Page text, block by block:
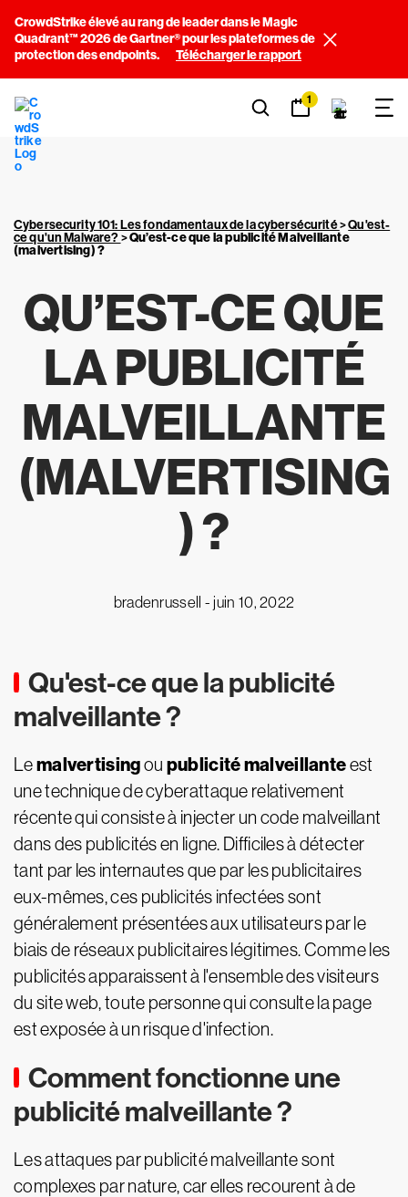
CrowdStrike élevé au rang de leader dans le Magic
Quadrant™ 2026 de Gartner® pour les plateformes de
protection des endpoints.
Télécharger le rapport
1
Cybersecurity 101: Les fondamentaux de la cybersécurité>Qu'est-
ce qu'un Malware?>Qu’est-ce que la publicité Malveillante
(malvertising) ?
QU’EST-CE QUE
LA PUBLICITÉ
MALVEILLANTE
(MALVERTISING
) ?
bradenrussell - juin 10, 2022
Qu'est-ce que la publicité
malveillante ?
Lemalvertisingou publicité malveillanteest
une technique de cyberattaque relativement
récente qui consiste à injecter un code malveillant
dans des publicités en ligne. Difficiles à détecter
tant par les internautes que par les publicitaires
eux-mêmes, ces publicités infectées sont
généralement présentées aux utilisateurs par le
biais de réseaux publicitaires légitimes. Comme les
publicités apparaissent à l'ensemble des visiteurs
du site web, toute personne qui consulte la page
est exposée à un risque d'infection.
Comment fonctionne une
publicité malveillante ?
Les attaques par publicité malveillante sont
complexes par nature, car elles recourent à de